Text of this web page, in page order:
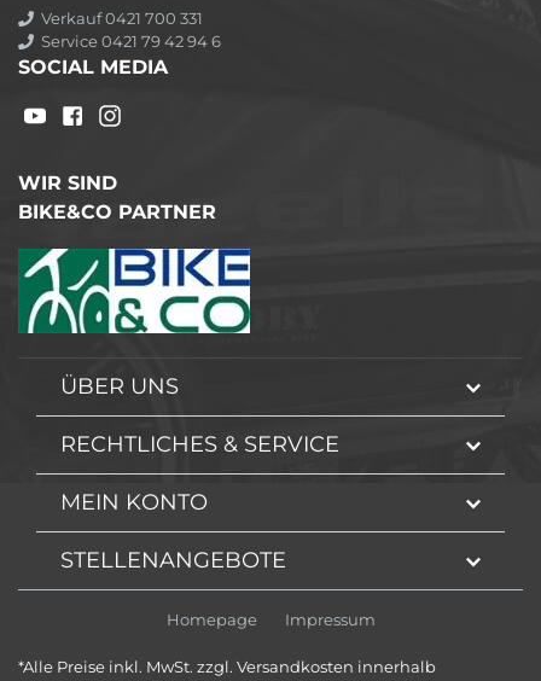
Verkauf 0421 700 331
Service 0421 79 42 94 6
SOCIAL MEDIA
WIR SIND
BIKE&CO PARTNER
ÜBER UNS
RECHTLICHES & SERVICE
MEIN KONTO
STELLENANGEBOTE
Homepage Impressum
*Alle Preise inkl. MwSt. zzgl. Versandkosten innerhalb